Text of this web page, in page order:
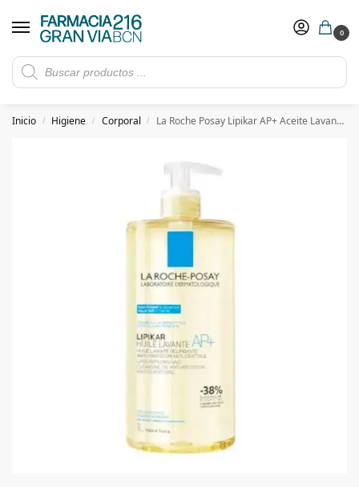
0
Rebajas de verano hasta -30%
​ 5€ de descuento con el cupón 5GRANVIA (compras superiores a 150€)
Inicio / Higiene / Corporal / La Roche Posay Lipikar AP+ Aceite Lavante 1 L